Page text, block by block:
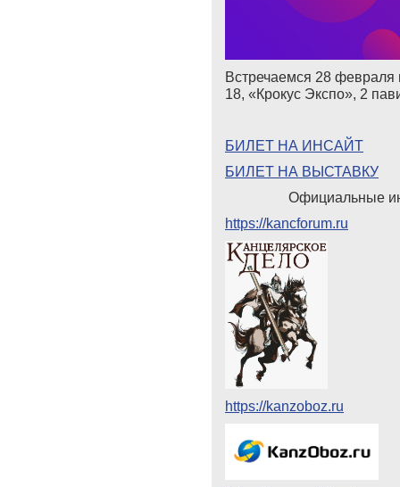
Встречаемся 28 февраля
18, «Крокус Экспо», 2
БИЛЕТ НА ИНСАЙТ
БИЛЕТ НА ВЫСТАВКУ
Официальные
https://kancforum.ru
https://kanzoboz.ru